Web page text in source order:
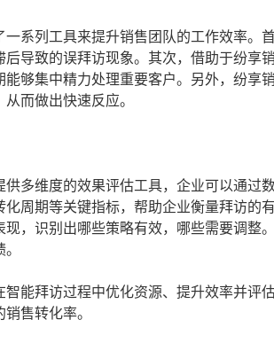
系列工具来提升销售团队的工作效率。首
导致的误拜访现象。其次，借助于纷享
够集中精力处理重要客户。另外，纷享
而做出快速反应。
多维度的效果评估工具，企业可以通过
周期等关键指标，帮助企业衡量拜访的
，识别出哪些策略有效，哪些需要调整
能拜访过程中优化资源、提升效率并评
售转化率。